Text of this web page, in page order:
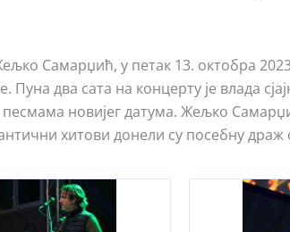
Самарџић, у петак 13. октобра
два сата на концерту је влада
новијег датума. Жељко
хитови донели су посебну драж